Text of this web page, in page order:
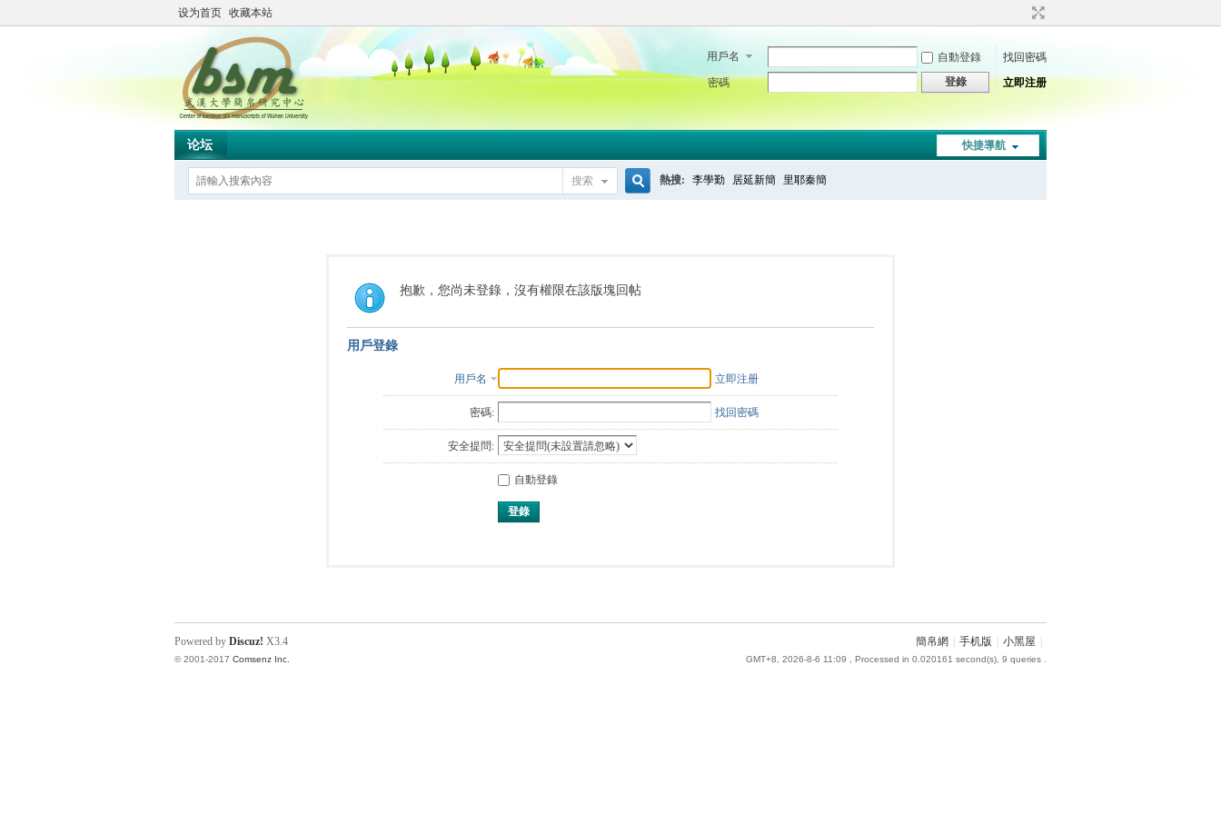
设为首页 收藏本站
用戶名 自動登錄
找回密碼
密碼
登錄 立即注册
快捷導航
论坛
搜索
索
熱搜: 李學勤 居延新簡 里耶秦簡
抱歉，您尚未登錄，沒有權限在該版塊回帖
用戶登錄
用戶名 立即注册
密碼: 找回密碼
安全提問:
自動登錄
登錄
簡帛網 手机版 小黑屋
GMT+8, 2026-8-6 11:09 , Processed in 0.020161 second(s), 9 queries .
Powered by Discuz! X3.4
© 2001-2017 Comsenz Inc.